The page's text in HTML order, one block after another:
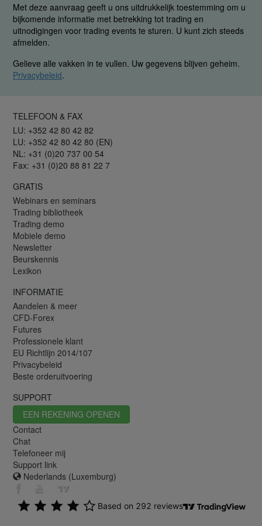
Met deze aanvraag geeft u ons uitdrukkelijk toestemming om u
bijkomende informatie met betrekking tot trading en
uitnodigingen voor trading events te sturen. U kunt zich steeds
afmelden.
Gelieve alle vakken in te vullen. Uw gegevens blijven geheim.
Privacybeleid.
TELEFOON & FAX
LU: +352 42 80 42 82
LU: +352 42 80 42 80 (EN)
NL: +31 (0)20 737 00 54
Fax: +31 (0)20 88 81 22 7
GRATIS
Webinars en seminars
Trading bibliotheek
Trading demo
Mobiele demo
Newsletter
Beurskennis
Lexikon
INFORMATIE
Aandelen & meer
CFD-Forex
Futures
Professionele klant
EU Richtlijn 2014/107
Privacybeleid
Beste orderuitvoering
SUPPORT
EEN REKENING OPENEN
Contact
Chat
Telefoneer mij
Support link
Nederlands (Luxemburg)